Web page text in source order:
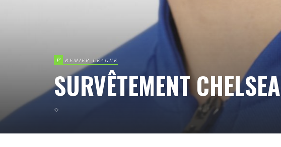
P REMIER LEAGUE
SURVÊTEMENT CHELSEA